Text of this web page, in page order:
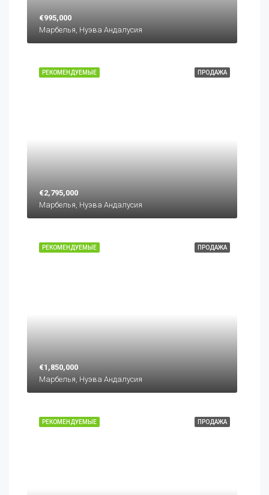
€995,000
Марбелья, Нуэва Андалусия
ПРОДАЖА
РЕКОМЕНДУЕМЫЕ
€2,795,000
Марбелья, Нуэва Андалусия
ПРОДАЖА
РЕКОМЕНДУЕМЫЕ
€1,850,000
Марбелья, Нуэва Андалусия
ПРОДАЖА
РЕКОМЕНДУЕМЫЕ